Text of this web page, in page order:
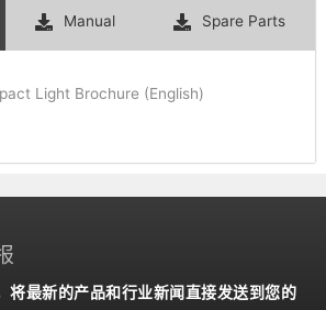
Manual Spare Parts
Light Brochure (English)
将最新的产品和行业新闻直接发送到您的